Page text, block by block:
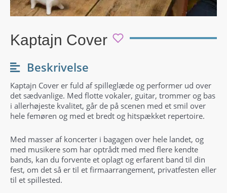
Kaptajn Cover
Beskrivelse
Kaptajn Cover er fuld af spilleglæde og performer ud over
det sædvanlige. Med flotte vokaler, guitar, trommer og bas
i allerhøjeste kvalitet, går de på scenen med et smil over
hele femøren og med et bredt og hitspækket repertoire.
Med masser af koncerter i bagagen over hele landet, og
med musikere som har optrådt med med flere kendte
bands, kan du forvente et oplagt og erfarent band til din
fest, om det så er til et firmaarrangement, privatfesten eller
til et spillested.